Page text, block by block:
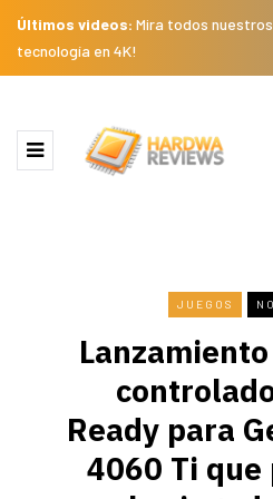
Últimos videos: Mira todos
tecnología en 4K!
JUEGOS
Ready para
4060 Ti que